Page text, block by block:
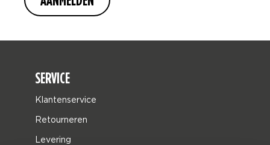
SERVICE
Klantenservice
Retourneren
Levering